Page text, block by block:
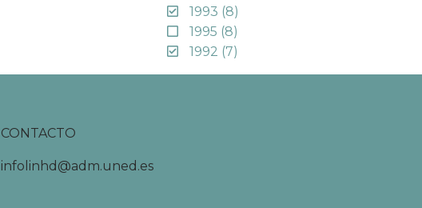
1993 (8)
1995 (8)
1992 (7)
CONTACTO
infolinhd@adm.uned.es